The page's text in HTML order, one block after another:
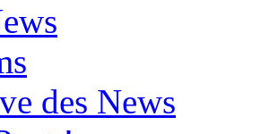
des News